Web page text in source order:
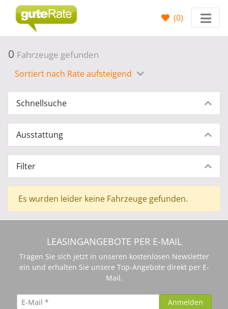
(0)
0 Fahrzeuge gefunden
Sortiert nach Rate aufsteigend
Schnellsuche
Ausstattung
Filter
Es wurden leider keine Fahrzeuge gefunden.
LEASINGANGEBOTE PER E-MAIL
Tragen Sie sich jetzt in unseren kostenlosen Newsletter
ein und erhalten Sie unsere Top-Angebote direkt per E-
Mail.